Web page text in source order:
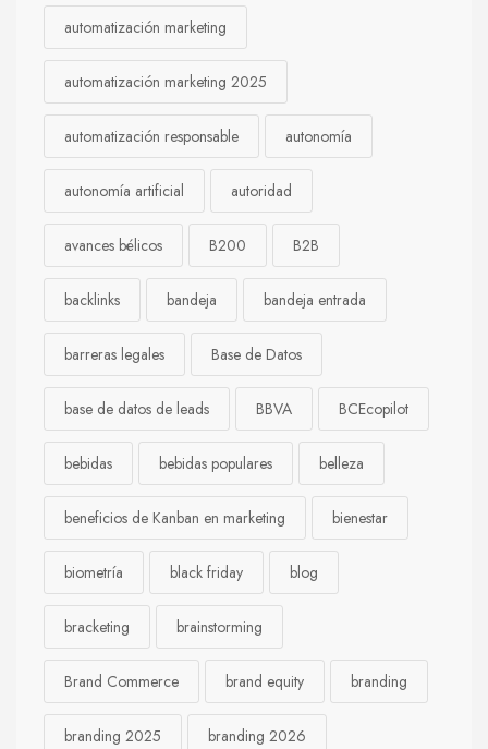
automatización marketing
automatización marketing 2025
automatización responsable autonomía
autonomía artificial autoridad
avances bélicos B200 B2B
backlinks bandeja bandeja entrada
barreras legales Base de Datos
base de datos de leads BBVA BCEcopilot
bebidas bebidas populares belleza
beneficios de Kanban en marketing bienestar
biometría black friday blog
bracketing brainstorming
Brand Commerce brand equity branding
branding 2025 branding 2026